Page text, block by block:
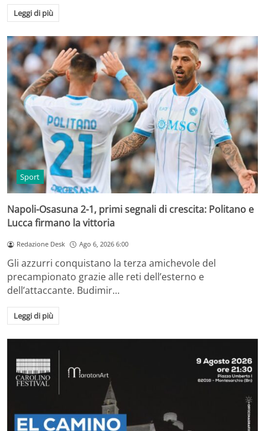
Leggi di più
Sport
Napoli-Osasuna 2-1, primi segnali di crescita: Politano e
Lucca firmano la vittoria
Redazione Desk Ago 6, 2026 6:00
Gli azzurri conquistano la terza amichevole del
precampionato grazie alle reti dell’esterno e
dell’attaccante. Budimir…
Leggi di più